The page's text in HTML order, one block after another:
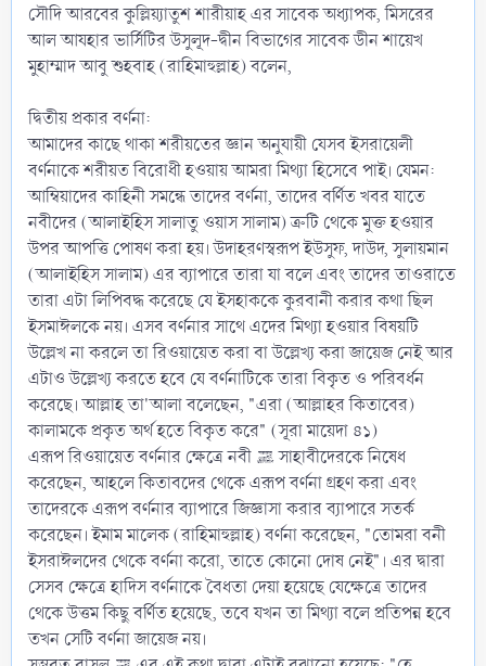
সৌদি আরবের কুল্লিয়্যাতুশ শারীয়াহ এর সাবেক অধ্যাপক, মিসরের
আল আযহার ভার্সিটির উসুলূদ-দ্বীন বিভাগের সাবেক ডীন শায়েখ
মুহাম্মাদ আবু শুহবাহ (রাহিমাহুল্লাহ) বলেন,
দ্বিতীয় প্রকার বর্ণনা:
আমাদের কাছে থাকা শরীয়তের জ্ঞান অনুযায়ী যেসব ইসরায়েলী
বর্ণনাকে শরীয়ত বিরোধী হওয়ায় আমরা মিথ্যা হিসেবে পাই। যেমন:
আম্বিয়াদের কাহিনী সমন্ধে তাদের বর্ণনা, তাদের বর্ণিত খবর যাতে
নবীদের (আলাইহিস সালাতু ওয়াস সালাম) ত্রুটি থেকে মুক্ত হওয়ার
উপর আপত্তি পোষণ করা হয়। উদাহরণস্বরূপ ইউসুফ, দাউদ, সুলায়মান
(আলাইহিস সালাম) এর ব্যাপারে তারা যা বলে এবং তাদের তাওরাতে
তারা এটা লিপিবদ্ধ করেছে যে ইসহাককে কুরবানী করার কথা ছিল
ইসমাঈলকে নয়। এসব বর্ণনার সাথে এদের মিথ্যা হওয়ার বিষয়টি
উল্লেখ না করলে তা রিওয়ায়েত করা বা উল্লেখ্য করা জায়েজ নেই আর
এটাও উল্লেখ্য করতে হবে যে বর্ণনাটিকে তারা বিকৃত ও পরিবর্ধন
করেছে। আল্লাহ তা'আলা বলেছেন, "এরা (আল্লাহর কিতাবের)
কালামকে প্রকৃত অর্থ হতে বিকৃত করে" (সূরা মায়েদা ৪১)
এরূপ রিওয়ায়েত বর্ণনার ক্ষেত্রে নবী ﷺ সাহাবীদেরকে নিষেধ
করেছেন, আহলে কিতাবদের থেকে এরূপ বর্ণনা গ্রহণ করা এবং
তাদেরকে এরূপ বর্ণনার ব্যাপারে জিজ্ঞাসা করার ব্যাপারে সতর্ক
করেছেন। ইমাম মালেক (রাহিমাহুল্লাহ) বর্ণনা করেছেন, "তোমরা বনী
ইসরাঈলদের থেকে বর্ণনা করো, তাতে কোনো দোষ নেই"। এর দ্বারা
সেসব ক্ষেত্রে হাদিস বর্ণনাকে বৈধতা দেয়া হয়েছে যেক্ষেত্রে তাদের
থেকে উত্তম কিছু বর্ণিত হয়েছে, তবে যখন তা মিথ্যা বলে প্রতিপন্ন হবে
তখন সেটি বর্ণনা জায়েজ নয়।